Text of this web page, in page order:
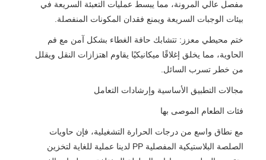
مفصل عالي المرونة، مما يبسط عمليات التعبئة السريعة في
بيئات الوجبات السريعة ويمنع فقدان المكونات المنفصلة.
ختم محيطي معزز: تتشابك حافة الغطاء بشكل آمن مع فم
الحاوية، مما يخلق إغلاقًا ميكانيكيًا يقاوم اهتزازات النقل ويقلل
من خطر تسرب السائل.
مجالات التطبيق الأساسية وإرشادات التعامل
فئات الطعام الموصى بها
مع نطاق واسع من درجات الحرارة التشغيلية، فإن حاويات
الصلصة البلاستيكية المفصلية PP لدينا عملية للغاية لتخزين